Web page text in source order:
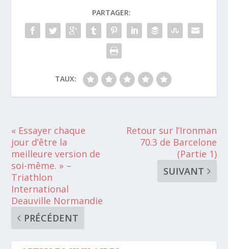
PARTAGER:
TAUX:
« Essayer chaque
jour d’être la
meilleure version de
soi-même. » –
Triathlon
International
Deauville Normandie
PRÉCÉDENT
Retour sur l’Ironman
70.3 de Barcelone
(Partie 1)
SUIVANT